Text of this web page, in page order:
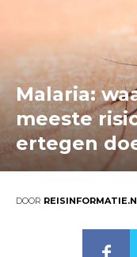
Malaria:
meeste
ertegen
DOOR